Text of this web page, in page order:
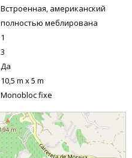
Встроенная, американский
полностью меблирована
1
3
Да
10,5 m x 5 m
Monobloc fixe